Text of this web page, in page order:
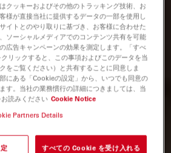
クッキーおよびその他のトラッキング技術、お
様が直接当社に提供するデータの一部を使用し
イトとのやり取りに基づき、お客様に合わせた
ソーシャルメディアでのコンテンツ共有を可能
広告キャンペーンの効果を測定します。「すべ
リックすると、この事項およびこのデータを当
をご覧ください）と共有することに同意しま
にある「Cookieの設定」から、いつでも同意の
す。当社の業務慣行の詳細につきましては、当
読みください Cookie Notice
Partners Details
すべての Cookie を受け入れる